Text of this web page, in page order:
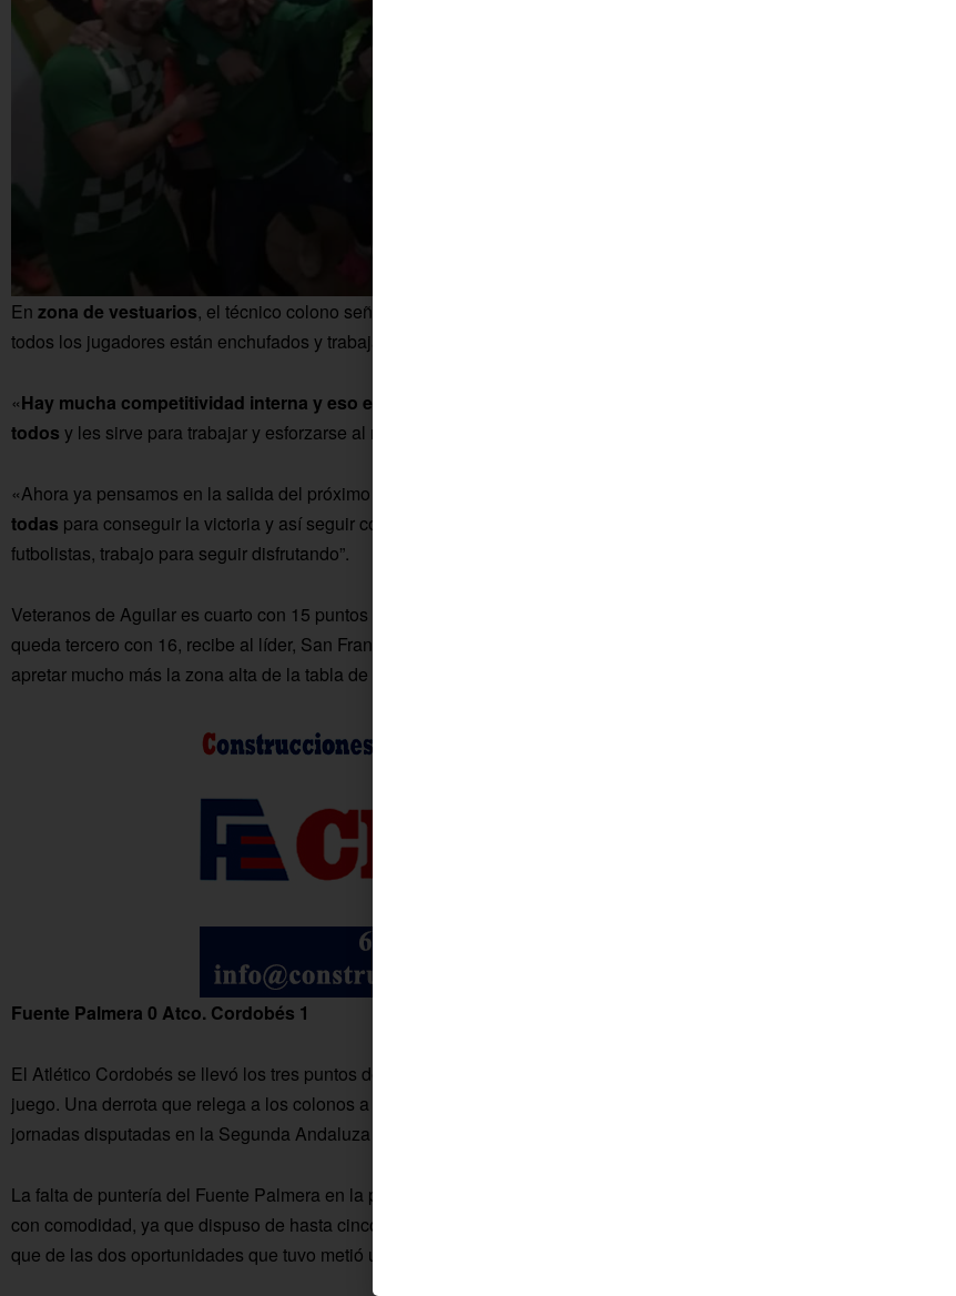
En zona de vestuarios, el técnico colono señalaba que «el equipo sigue en una dinámica muy positiva,
todos los jugadores están enchufados y trabajan al máximo porque saben que depende de ellos el jugar.»
«Hay mucha competitividad interna y eso es muy bueno porque sabes que puedes contar con
todos y les sirve para trabajar y esforzarse al máximo», precisaba Aitor Fernández.
«Ahora ya pensamos en la salida del próximo fin de semana a
todas para conseguir la victoria y así seguir con la dinámica que llevamos; como siempre les digo a mis
futbolistas, trabajo para seguir disfrutando”.
Veteranos de Aguilar es cuarto con 15 puntos y Cañada quinto, con 14. Además, Los Algarbes, que se
queda tercero con 16, recibe al líder, San Francisco. Por lo tanto, los resultados que se puedan dar podrían
apretar mucho más la zona alta de la tabla de esta Liga Andaluza + 25.
Fuente Palmera 0 Atco. Cordobés 1
El Atlético Cordobés se llevó los tres puntos del Municipal «Rafalín» con un solitario gol a la media hora de
juego. Una derrota que relega a los colonos a la décima plaza de la clasificación después de once
jornadas disputadas en la Segunda Andaluza FAF Córdoba.
La falta de puntería del Fuente Palmera en la primera parte le privó de poder encarrilar el partido incluso
con comodidad, ya que dispuso de hasta cinco ocasiones claras. Los de
que de las dos oportunidades que tuvo metió una, la cual sería definitiva.